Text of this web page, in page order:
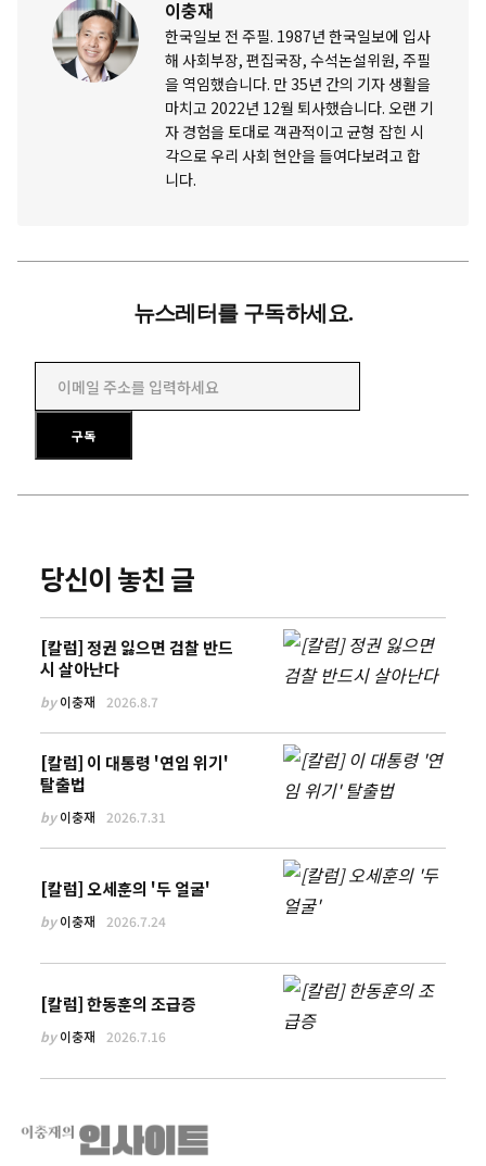
이충재
한국일보 전 주필. 1987년 한국일보에 입사
해 사회부장, 편집국장, 수석논설위원, 주필
을 역임했습니다. 만 35년 간의 기자 생활을
마치고 2022년 12월 퇴사했습니다. 오랜 기
자 경험을 토대로 객관적이고 균형 잡힌 시
각으로 우리 사회 현안을 들여다보려고 합
니다.
뉴스레터를 구독하세요.
이메일 주소를 입력하세요
구독
당신이 놓친 글
[칼럼] 정권 잃으면 검찰 반드
시 살아난다
by이충재 2026.8.7
[칼럼] 이 대통령 '연임 위기'
탈출법
by이충재 2026.7.31
[칼럼] 오세훈의 '두 얼굴'
by이충재 2026.7.24
[칼럼] 한동훈의 조급증
by이충재 2026.7.16